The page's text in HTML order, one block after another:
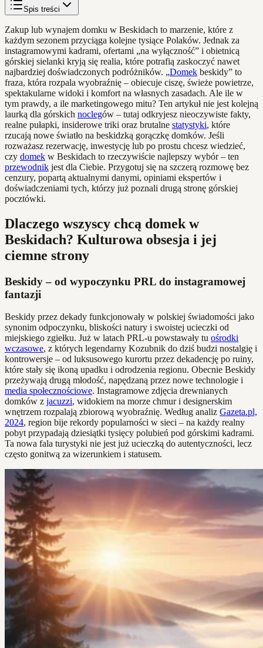
Spis treści
Zakup lub wynajem domku w Beskidach to marzenie, które z
każdym sezonem przyciąga kolejne tysiące Polaków. Jednak za
instagramowymi kadrami, ofertami „na wyłączność” i obietnicą
górskiej sielanki kryją się realia, które potrafią zaskoczyć nawet
najbardziej doświadczonych podróżników. „Domek beskidy” to
fraza, która rozpala wyobraźnię – obiecuje ciszę, świeże powietrze,
spektakularne widoki i komfort na własnych zasadach. Ale ile w
tym prawdy, a ile marketingowego mitu? Ten artykuł nie jest kolejną
laurką dla górskich noclegów – tutaj odkryjesz nieoczywiste fakty,
realne pułapki, insiderowe triki oraz brutalne statystyki, które
rzucają nowe światło na beskidzką gorączkę domków. Jeśli
rozważasz rezerwację, inwestycję lub po prostu chcesz wiedzieć,
czy domek w Beskidach to rzeczywiście najlepszy wybór – ten
przewodnik jest dla Ciebie. Przygotuj się na szczerą rozmowę bez
cenzury, popartą aktualnymi danymi, opiniami ekspertów i
doświadczeniami tych, którzy już poznali drugą stronę górskiej
pocztówki.
Dlaczego wszyscy chcą domek w
Beskidach? Kulturowa obsesja i jej
ciemne strony
Beskidy – od wypoczynku PRL do instagramowej
fantazji
Beskidy przez dekady funkcjonowały w polskiej świadomości jako
synonim odpoczynku, bliskości natury i swoistej ucieczki od
miejskiego zgiełku. Już w latach PRL-u powstawały tu ośrodki
wczasowe, z których legendarny Kozubnik do dziś budzi nostalgię i
kontrowersje – od luksusowego kurortu przez dekadencję po ruiny,
które stały się ikoną upadku i odrodzenia regionu. Obecnie Beskidy
przeżywają drugą młodość, napędzaną przez nowe technologie i
media społecznościowe. Instagramowe zdjęcia drewnianych
domków z jacuzzi, widokiem na morze chmur i designerskim
wnętrzem rozpalają zbiorową wyobraźnię. Według analiz Gazeta.pl,
2024, region bije rekordy popularności w sieci – na każdy realny
pobyt przypadają dziesiątki tysięcy polubień pod górskimi kadrami.
Ta nowa fala turystyki nie jest już ucieczką do autentyczności, lecz
często gonitwą za wizerunkiem i statusem.